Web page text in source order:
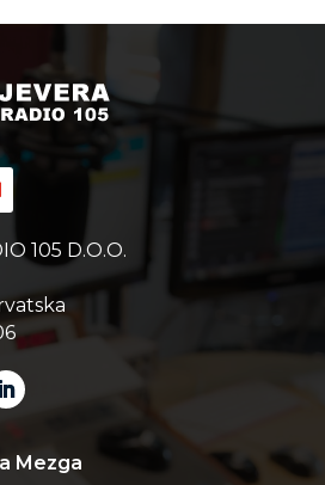
105 D.O.O.
Mezga